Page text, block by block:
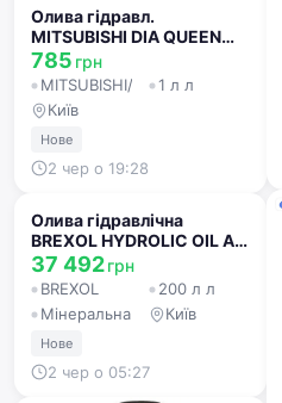
Олива гідравл.
MITSUBISHI DIA QUEEN
PSF (1л) 4039645
785 грн
MITSUBISHI/FUSO1 л л
Київ
Нове
2 чер о 19:28
Олива гідравлічна
BREXOL HYDROLIC OIL AN
46 (Бочка 200л)
48391051023
37 492грн
BREXOL
200 л л
Мінеральна
Київ
Нове
2 чер о 05:27